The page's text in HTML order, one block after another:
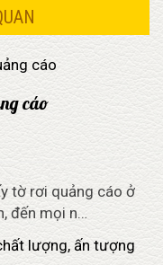
cáo
tờ rơi quảng cáo ở
đến mọi n…